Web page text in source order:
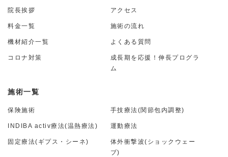
院長挨拶 アクセス
料金一覧 施術の流れ
機材紹介一覧 よくある質問
コロナ対策
成長期を応援！伸長プログラ
ム
施術一覧
保険施術 手技療法(関節包内調整)
INDIBA activ療法(温熱療法) 運動療法
固定療法(ギプス・シーネ)
体外衝撃波(ショックウェー
ブ)